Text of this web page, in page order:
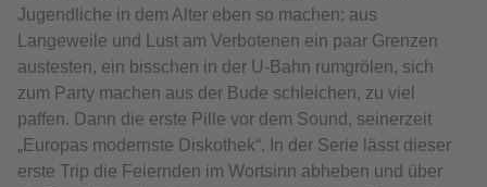
Jugendliche in dem Alter eben so machen: aus
Langeweile und Lust am Verbotenen ein paar Grenzen
austesten, ein bisschen in der U-Bahn rumgrölen, sich
zum Party machen aus der Bude schleichen, zu viel
paffen. Dann die erste Pille vor dem Sound, seinerzeit
„Europas modernste Diskothek“. In der Serie lässt dieser
erste Trip die Feiernden im Wortsinn abheben und über